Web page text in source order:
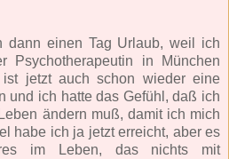
dann einen Tag Urlaub, weil ich
Psychotherapeutin in München
ist jetzt auch schon wieder eine
und ich hatte das Gefühl, daß ich
ändern muß, damit ich mich
habe ich ja jetzt erreicht, aber es
im Leben, das nichts mit